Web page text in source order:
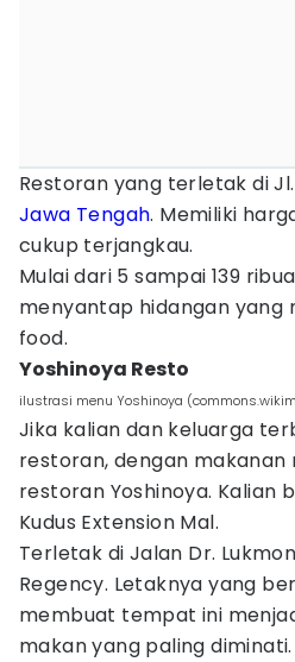
Restoran yang terletak di
Jawa Tengah. Memiliki
cukup terjangkau.
Mulai dari 5 sampai 139
menyantap hidangan yang
food.
Yoshinoya Resto
ilustrasi menu Yoshinoya
Jika kalian dan keluarga
restoran, dengan makanan
restoran Yoshinoya. Kalian
Kudus Extension Mal.
Terletak di Jalan Dr.
Regency. Letaknya yang
membuat tempat ini
makan yang paling diminati.